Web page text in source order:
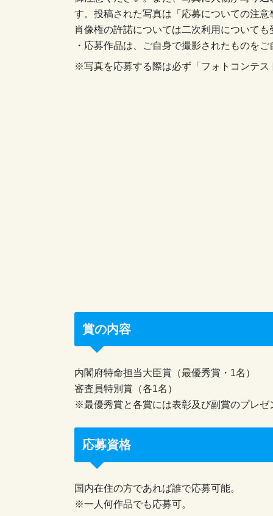
す。投稿された写真は「応募についての注
肖像権の許諾については二次利用について
・応募作品は、ご自身で撮影されたものを
※写真を応募する際は必ず「フォトコンテ
賞の内容
内閣府特命担当大臣賞（最優秀賞・1名）
審査員特別賞（各1名）
※最優秀賞と各賞には表彰及び副賞のプレゼ
応募資格
国内在住の方であれば誰で応募可能。
※一人何作品でも応募可。